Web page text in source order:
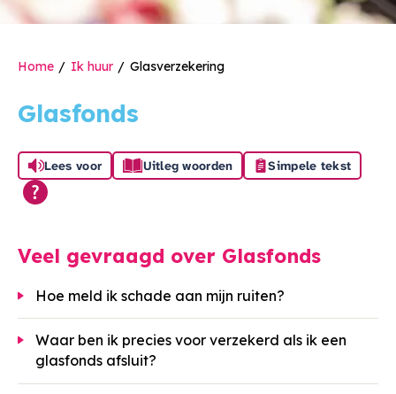
Home Ik huur Glasverzekering
Glasfonds
Lees voor Uitleg woorden Simpele tekst
Veel gevraagd over Glasfonds
Hoe meld ik schade aan mijn ruiten?
Waar ben ik precies voor verzekerd als ik een
glasfonds afsluit?